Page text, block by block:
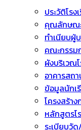
ประวัติโรง
คุณลักษณะ
ทำเนียบผู้
คณะกรรม
ผังบริเวณ
อาคารสถ
ข้อมูลนักเ
โครงสร้าง
หลักสูตรโ
ระเบียบวั